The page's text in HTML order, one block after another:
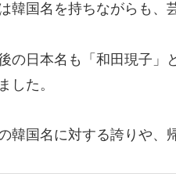
韓国名を持ちながらも、
の日本名も「和田現子」
した。
韓国名に対する誇りや、